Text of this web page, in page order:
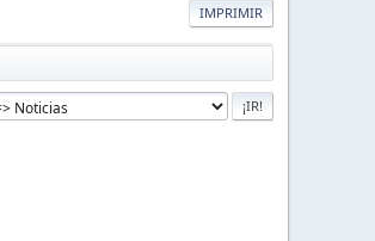
IMPRIMIR